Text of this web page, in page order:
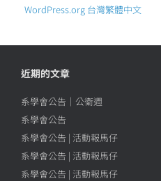
WordPress.org 台灣繁體中文
近期的文章
系學會公告｜公衛週
系學會公告
系學會公告 | 活動報馬仔
系學會公告 | 活動報馬仔
系學會公告 | 活動報馬仔